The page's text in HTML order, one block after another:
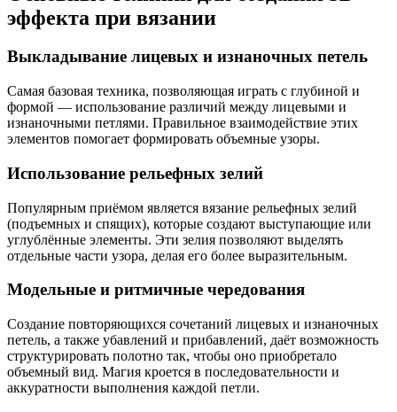
эффекта при вязании
Выкладывание лицевых и изнаночных петель
Самая базовая техника, позволяющая играть с глубиной и
формой — использование различий между лицевыми и
изнаночными петлями. Правильное взаимодействие этих
элементов помогает формировать объемные узоры.
Использование рельефных зелий
Популярным приёмом является вязание рельефных зелий
(подъемных и спящих), которые создают выступающие или
углублённые элементы. Эти зелия позволяют выделять
отдельные части узора, делая его более выразительным.
Модельные и ритмичные чередования
Создание повторяющихся сочетаний лицевых и изнаночных
петель, а также убавлений и прибавлений, даёт возможность
структурировать полотно так, чтобы оно приобретало
объемный вид. Магия кроется в последовательности и
аккуратности выполнения каждой петли.